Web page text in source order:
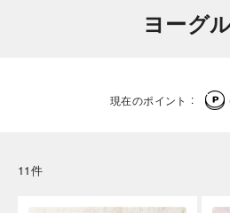
ヨーグ
現在のポイント
11件